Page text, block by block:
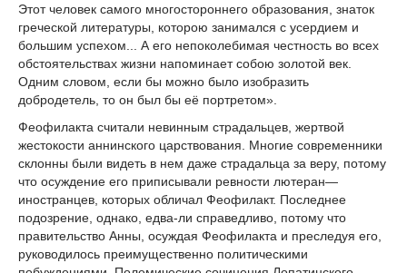
Этот человек самого многостороннего образования, знаток
греческой литературы, которою занимался с усердием и
большим успехом... А его непоколебимая честность во всех
обстоятельствах жизни напоминает собою золотой век.
Одним словом, если бы можно было изобразить
добродетель, то он был бы её портретом».
Феофилакта считали невинным страдальцев, жертвой
жестокости аннинского царствования. Многие современники
склонны были видеть в нем даже страдальца за веру, потому
что осуждение его приписывали ревности лютеран—
иностранцев, которых обличал Феофилакт. Последнее
подозрение, однако, едва-ли справедливо, потому что
правительство Анны, осуждая Феофилакта и преследуя его,
руководилось преимущественно политическими